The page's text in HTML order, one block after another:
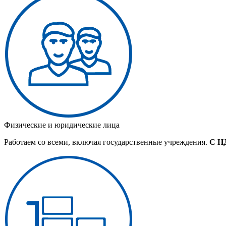
Физические и юридические лица
Работаем со всеми, включая государственные учреждения. С